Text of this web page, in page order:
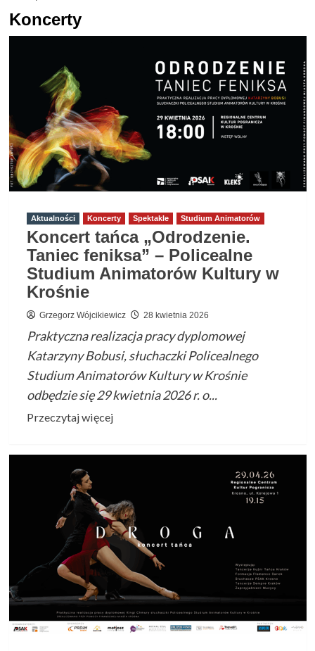
Koncerty
Aktualności Koncerty Spektakle Studium Animatorów
Koncert tańca „Odrodzenie.
Taniec feniksa” – Policealne
Studium Animatorów Kultury w
Krośnie
Grzegorz Wójcikiewicz 28 kwietnia 2026
Praktyczna realizacja pracy dyplomowej
Katarzyny Bobusi, słuchaczki Policealnego
Studium Animatorów Kultury w Krośnie
odbędzie się 29 kwietnia 2026 r. o...
Przeczytaj więcejPrzeczytaj
o
„Odrodzenie.
Taniec
feniksa”
–
Policealne
Studium
Animatorów
Kultury